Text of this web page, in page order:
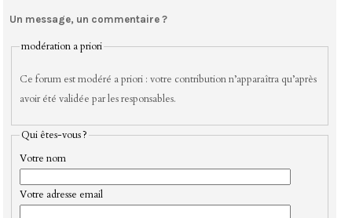
Un message, un commentaire ?
modération a priori
Ce forum est modéré a priori : votre contribution n’apparaîtra qu’après
avoir été validée par les responsables.
Qui êtes-vous ?
Votre nom
Votre adresse email